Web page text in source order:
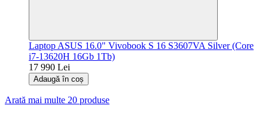
Laptop ASUS 16.0" Vivobook S 16 S3607VA Silver (Core
i7-13620H 16Gb 1Tb)
17 990 Lei
Adaugă în coș
Arată mai multe 20 produse